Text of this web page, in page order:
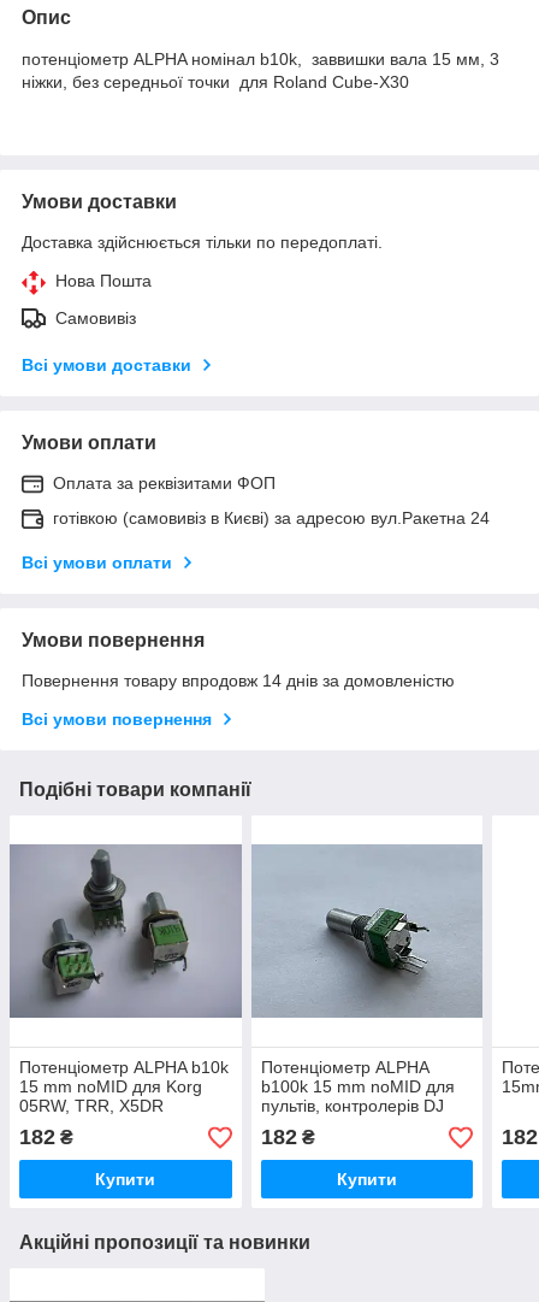
Опис
потенціометр ALPHA номінал b10k, заввишки вала 15 мм, 3
ніжки, без середньої точки для Roland Cube-X30
Умови доставки
Доставка здійснюється тільки по передоплаті.
Нова Пошта
Самовивіз
Всі умови доставки
Умови оплати
Оплата за реквізитами ФОП
готівкою (самовивіз в Києві) за адресою вул.Ракетна 24
Всі умови оплати
Умови повернення
Повернення товару впродовж 14 днів за домовленістю
Всі умови повернення
Подібні товари компанії
Потенціометр ALPHA b10k
15 mm noMID для Korg
05RW, TRR, X5DR
182 ₴
Купити
Потенціометр ALPHA
b100k 15 mm noMID для
пультів, контролерів DJ
HERCULES RMX
182₴
Купити
182
Акційні пропозиції та новинки